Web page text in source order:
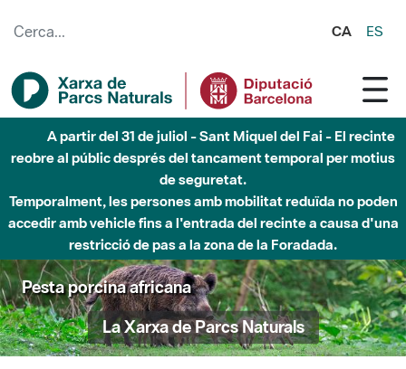
CA ES
A partir del 31 de juliol - Sant Miquel del Fai - El recinte
reobre al públic després del tancament temporal per motius
de seguretat.
Temporalment, les persones amb mobilitat reduïda no poden
accedir amb vehicle fins a l'entrada del recinte a causa d'una
restricció de pas a la zona de la Foradada.
Pesta porcina africana
La Xarxa de Parcs Naturals